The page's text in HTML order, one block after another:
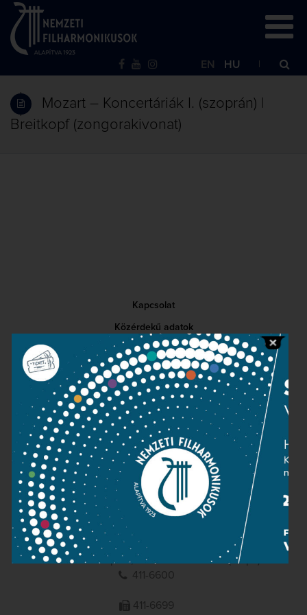
EN HU
Mozart – Koncertáriák I. (szoprán) |
Breitkopf (zongorakivonat)
Kapcsolat
Közérdekű adatok
Sajtószoba
Adatvédelem
Impresszum
NEMZETI
FILHARMONIKUSOK
1095 Budapest, Komor Marcell u. 1. (Müpa)
411-6600
411-6699